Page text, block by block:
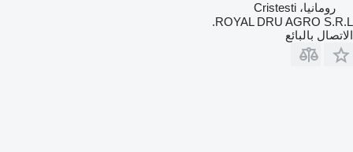
رومانيا، Cristesti
ROYAL DRU AGRO S.R.L.
الاتصال بالبائع